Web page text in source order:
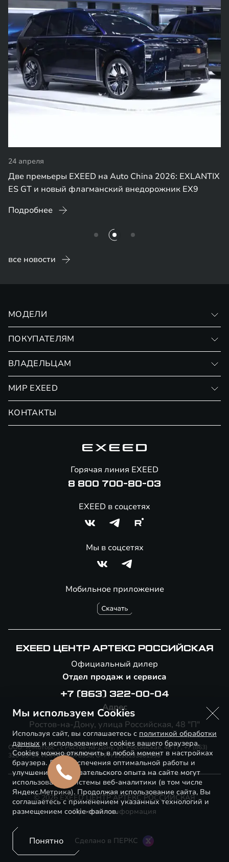
24 апреля
Две премьеры EXEED на Auto China 2026: EXLANTIX
ES GT и новый флагманский внедорожник EX9
Подробнее
все новости
МОДЕЛИ
ПОКУПАТЕЛЯМ
Страхование
ВЛАДЕЛЬЦАМ
Сервис
Помощь на дорогах
Специальные предложения
МИР EXEED
КОНТАКТЫ
Мобильное приложение
Горячая линия EXEED
8 800 700-80-03
EXEED в соцсетях
Мы в соцсетях
EXEED ЦЕНТР АРТЕКС РОССИЙСКАЯ
Официальный дилер
Отдел продаж и сервиса
+7 (863) 322-00-04
Адрес
Ростов-на-Дону, улица Российская, 48 "П"
ООО "К-Моторс", г. Ростов-на-Дону, ул. Российская, 48"П", +7 (863)
320-09-54, ИНН 6166078330, ОГРН 1116193001990
© 2026 EXEED ЦЕНТР АРТЕКС РОССИЙСКАЯ
Правовая информация
Сделано в ПЕРКС
Мы используем Cookies
Используя сайт, вы соглашаетесь с политикой обработки
данных и использованием cookies вашего браузера.
Cookies можно отключить в любой момент в настройках
браузера. Для обеспечения оптимальной работы и
улучшения пользовательского опыта на сайте могут
использоваться системы веб-аналитики (в том числе
Яндекс.Метрика). Продолжая использование сайта, Вы
соглашаетесь с применением указанных технологий и
размещением cookie-файлов.
Понятно